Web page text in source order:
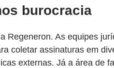
burocracia
Regeneron. As equipes
coletar assinaturas em
externas. Já a área de